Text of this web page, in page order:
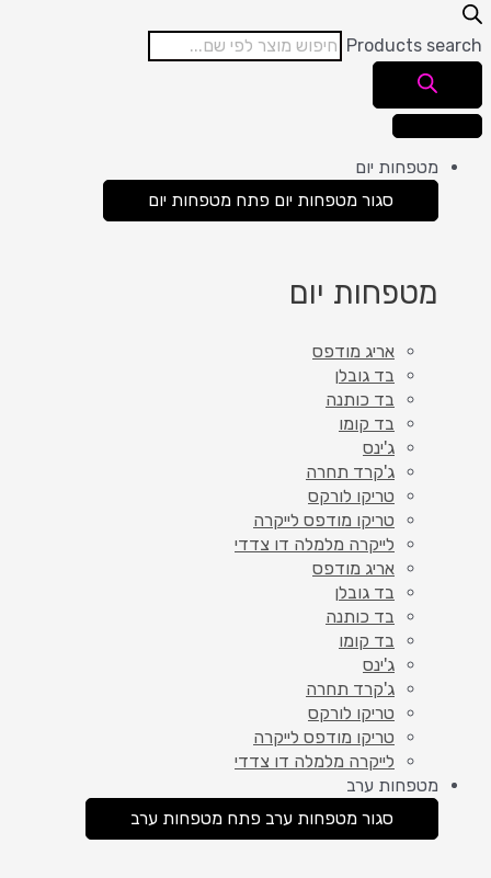
Products search
מטפחות יום
סגור מטפחות יום פתח מטפחות יום
מטפחות יום
אריג מודפס
בד גובלן
בד כותנה
בד קומו
ג'ינס
ג'קרד תחרה
טריקו לורקס
טריקו מודפס לייקרה
לייקרה מלמלה דו צדדי
אריג מודפס
בד גובלן
בד כותנה
בד קומו
ג'ינס
ג'קרד תחרה
טריקו לורקס
טריקו מודפס לייקרה
לייקרה מלמלה דו צדדי
מטפחות ערב
סגור מטפחות ערב פתח מטפחות ערב